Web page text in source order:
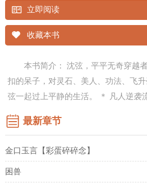
立即阅读
收藏本书
本书简介： 沈弦，平平无奇穿越
扣的呆子，对灵石、美人、功法、飞
弦一起过上平静的生活。 ＊ 凡人逆
最新章节
金口玉言【彩蛋碎碎念】
困兽